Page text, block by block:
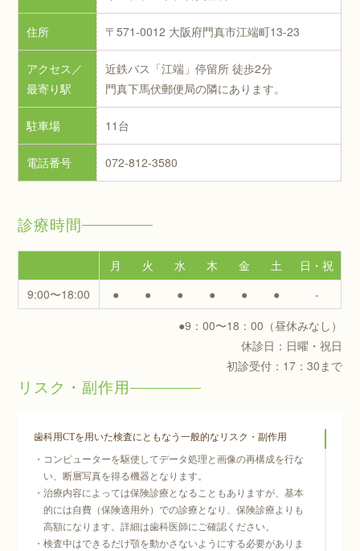
住所 〒571-0012 大阪府門真市江端町13-23
アクセス／
最寄り駅
近鉄バス「江端」停留所 徒歩2分
門真下馬伏郵便局の隣にあります。
駐車場 11台
電話番号 072-812-3580
診療時間
月 火 水 木 金 土
日・祝
9:00〜18:00
● ● ● ● ● ●
-
●9：00〜18：00（昼休みなし）
休診日：日曜・祝日
初診受付：17：30まで
リスク・副作用
歯科用CTを用いた検査にともなう一般的なリスク・副作用
コンピューターを駆使してデータ処理と画像の再構成を行な
い、断層写真を得る機器となります。
治療内容によっては保険診療となることもありますが、基本
的には自費（保険適用外）での診療となり、保険診療よりも
高額になります。詳細は歯科医師にご確認ください。
検査中はできるだけ顎を動かさないようにする必要がありま